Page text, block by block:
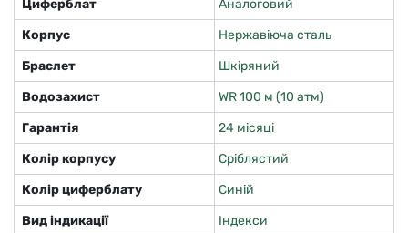
Циферблат
Аналоговий
Корпус
Нержавіюча сталь
Браслет
Шкіряний
Водозахист
WR 100 м (10 атм)
Гарантія
24 місяці
Колір корпусу
Сріблястий
Колір циферблату
Синій
Вид індикації
Індекси